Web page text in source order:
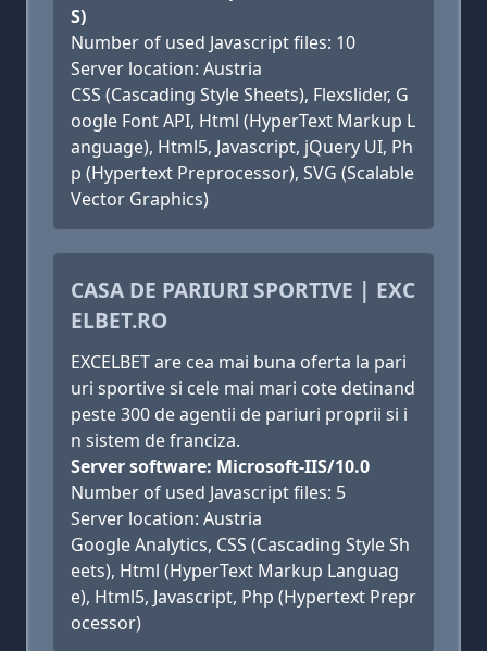
S)
Number of used Javascript files: 10
Server location: Austria
CSS (Cascading Style Sheets), Flexslider, G
oogle Font API, Html (HyperText Markup L
anguage), Html5, Javascript, jQuery UI, Ph
p (Hypertext Preprocessor), SVG (Scalable
Vector Graphics)
CASA DE PARIURI SPORTIVE | EXC
ELBET.RO
EXCELBET are cea mai buna oferta la pari
uri sportive si cele mai mari cote detinand
peste 300 de agentii de pariuri proprii si i
n sistem de franciza.
Server software: Microsoft-IIS/10.0
Number of used Javascript files: 5
Server location: Austria
Google Analytics, CSS (Cascading Style Sh
eets), Html (HyperText Markup Languag
e), Html5, Javascript, Php (Hypertext Prepr
ocessor)